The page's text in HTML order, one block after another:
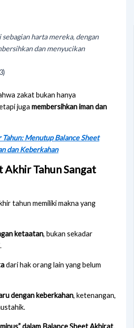
sebagian harta mereka, dengan
dan menyucikan
zakat bukan hanya
jugamembersihkan iman dan
Menutup Balance Sheet
dan Keberkahan
Akhir Tahun Sangat
tahun memiliki makna yang
ketaatan, bukan sekadar
dari hak orang lain yang belum
dengan keberkahan, ketenangan,
dalam Balance Sheet Akhirat.